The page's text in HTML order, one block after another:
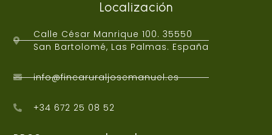
Localización
Calle César Manrique 100. 35550
San Bartolomé, Las Palmas. España
info@fincaruraljosemanuel.es
+34 672 25 08 52